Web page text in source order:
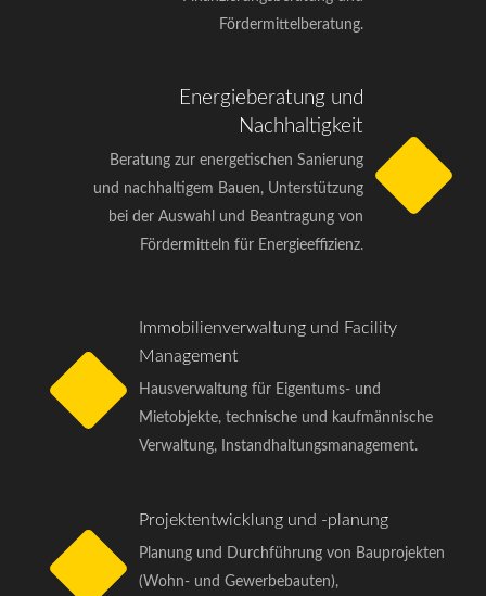
Fördermittelberatung.
Energieberatung und
Nachhaltigkeit
Beratung zur energetischen Sanierung
und nachhaltigem Bauen, Unterstützung
bei der Auswahl und Beantragung von
Fördermitteln für Energieeffizienz.
Immobilienverwaltung und Facility
Management
Hausverwaltung für Eigentums- und
Mietobjekte, technische und kaufmännische
Verwaltung, Instandhaltungsmanagement.
Projektentwicklung und -planung
Planung und Durchführung von Bauprojekten
(Wohn- und Gewerbebauten),